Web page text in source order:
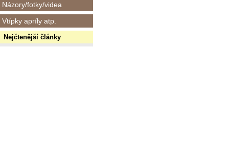
Názory/fotky/videa
Vtípky apríly atp.
Nejčtenější články